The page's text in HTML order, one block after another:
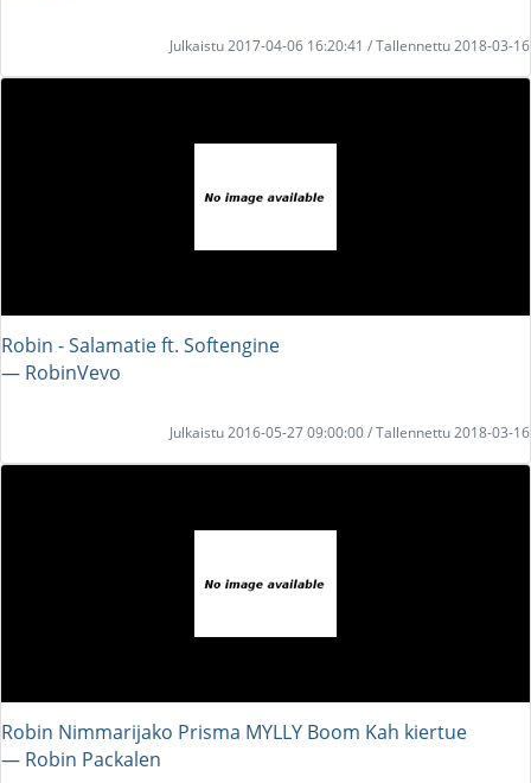
Julkaistu 2017-04-06 16:20:41 / Tallennettu 2018-03-16
Robin - Salamatie ft. Softengine
― RobinVevo
Julkaistu 2016-05-27 09:00:00 / Tallennettu 2018-03-16
Robin Nimmarijako Prisma MYLLY Boom Kah kiertue
― Robin Packalen